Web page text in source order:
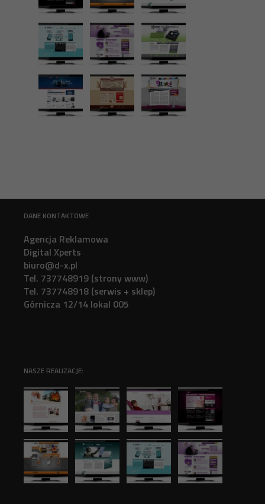
DANE KONTAKTOWE
Agencja Reklamowa
Digital Xperts
biuro@d-x.pl
Tel. 737748919 (strony www)
Tel. 737748918 (serwis + sklep)
Górnicza 12/14 lokal 005
NASZE REALIZACJE: